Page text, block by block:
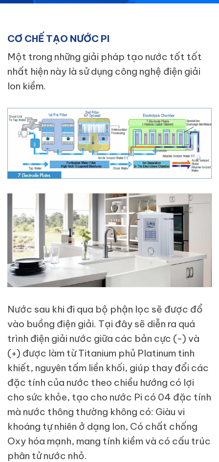
CƠ CHẾ TẠO NƯỚC PI
Một trong những giải pháp tạo nước tốt tốt
nhất hiện này là sử dụng công nghệ điện giải
Ion kiềm.
Nước sau khi đi qua bộ phận lọc sẽ được đổ
vào buồng điện giải. Tại đây sẽ diễn ra quá
trình điện giải nước giữa các bản cực (-) và
(+) được làm từ Titanium phủ Platinum tinh
khiết, nguyên tấm liền khối, giúp thay đổi các
đặc tính của nước theo chiều hướng có lợi
cho sức khỏe, tạo cho nước Pi có 04 đặc tính
mà nước thông thường không có: Giàu vi
khoáng tự nhiên ở dạng Ion, Có chất chống
Oxy hóa mạnh, mang tính kiềm và có cấu trúc
phân tử nước nhỏ.